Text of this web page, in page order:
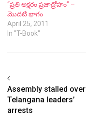
“ప్రతి అక్షరం ప్రజాద్రోహం” –
మొదటి భాగం
April 25, 2011
In "T-Book"
Assembly stalled over
Telangana leaders’
arrests